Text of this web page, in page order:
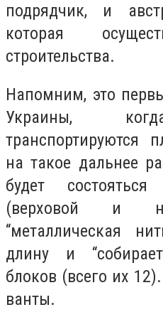
подрядчик, и
которая
строительства.
Напомним, это
Украины,
транспортируются
на такое дальнее
будет
(верховой и
“металлическая
длину и
блоков (всего их
ванты.